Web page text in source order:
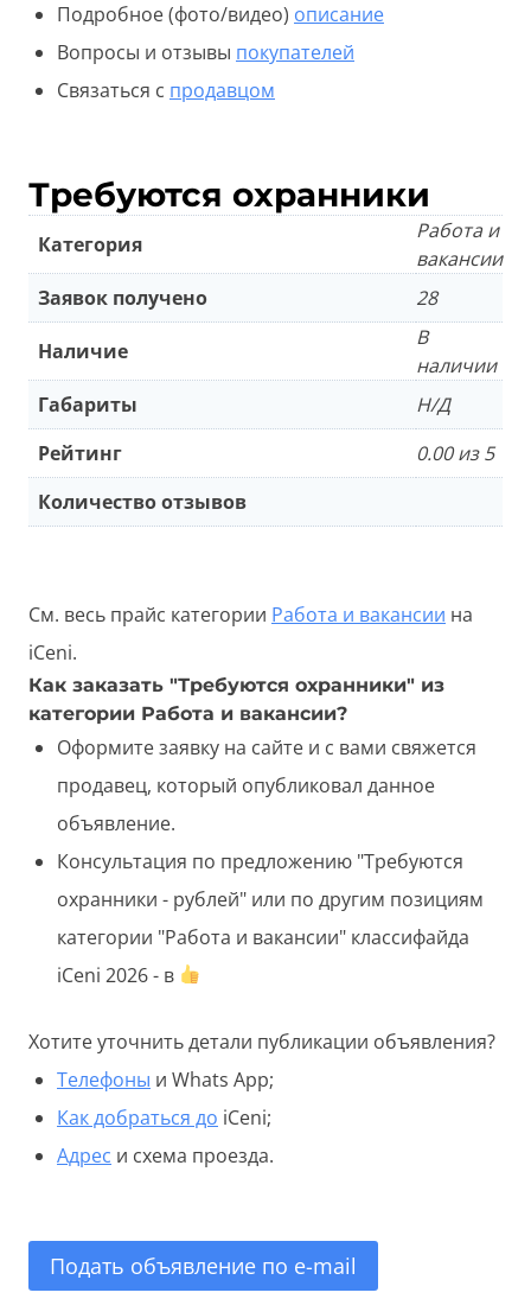
Подробное (фото/видео) описание
Вопросы и отзывы покупателей
Связаться с продавцом
Требуются охранники
Категория
Работа и
вакансии
Заявок получено
28
Наличие
В
наличии
Габариты
Н/Д
Рейтинг
0.00 из 5
Количество отзывов
См. весь прайс категории Работа и вакансии на
iCeni.
Как заказать "Требуются охранники" из
категории Работа и вакансии?
Оформите заявку на сайте и с вами свяжется
продавец, который опубликовал данное
объявление.
Консультация по предложению "Требуются
охранники - рублей" или по другим позициям
категории "Работа и вакансии" классифайда
iCeni 2026 - в
Хотите уточнить детали публикации объявления?
Телефоны и Whats App;
Как добраться до iCeni;
Адрес и схема проезда.
Подать объявление по e-mail